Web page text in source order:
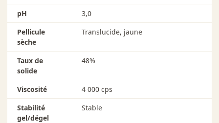
pH
3,0
Pellicule
sèche
Translucide, jaune
Taux de
solide
48%
Viscosité
4 000 cps
Stabilité
gel/dégel
Stable